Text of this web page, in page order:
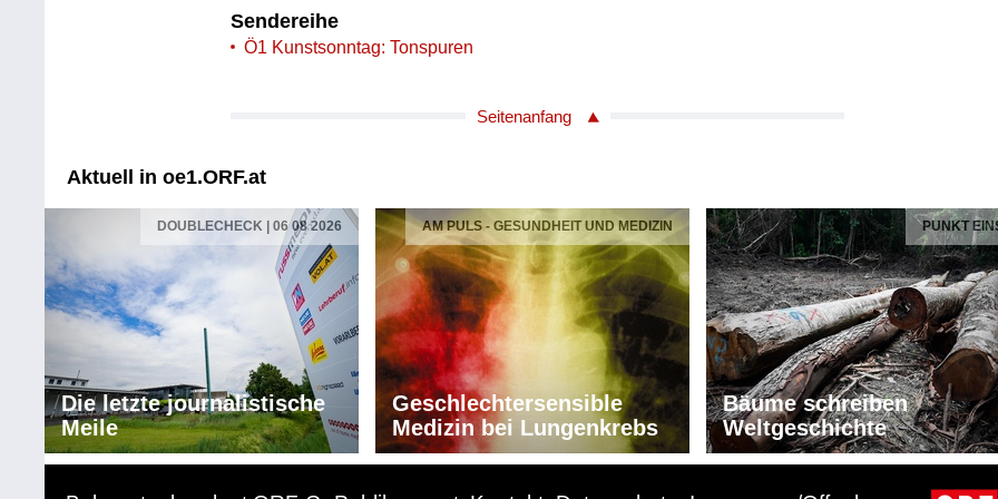
Sendereihe
Ö1 Kunstsonntag: Tonspuren
Seitenanfang
Aktuell in oe1.ORF.at
DOUBLECHECK | 06 08 2026
Die letzte journalistische
Meile
AM PULS - GESUNDHEIT UND MEDIZIN
Geschlechtersensible
Medizin bei Lungenkrebs
PUNKT
Bäume schreiben
Weltgeschichte